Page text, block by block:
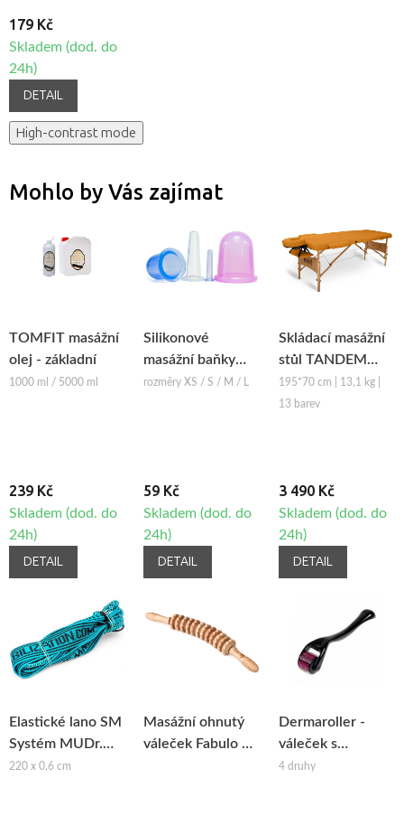
179 Kč
Skladem (dod. do
24h)
DETAIL
High-contrast mode
Mohlo by Vás zajímat
TOMFIT masážní
olej - základní
1000 ml / 5000 ml
239 Kč
Skladem (dod. do
24h)
DETAIL
Silikonové
masážní baňky
Fabulo Bell
rozměry XS / S / M / L
59 Kč
Skladem (dod. do
24h)
DETAIL
Skládací masážní
stůl TANDEM
Basic-2
195*70 cm | 13,1 kg |
13 barev
3 490 Kč
Skladem (dod. do
24h)
DETAIL
Elastické lano SM
Systém MUDr.
Smíšek
220 x 0,6 cm
Masážní ohnutý
váleček Fabulo na
Dermaroller -
váleček s
mikrojehlami
4 druhy